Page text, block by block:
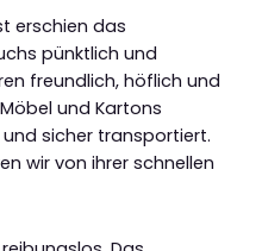
erschien das
pünktlich und
freundlich, höflich und
und Kartons
sicher transportiert.
wir von ihrer schnellen